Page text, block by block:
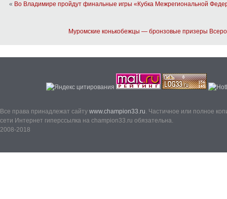
« Во Владимире пройдут финальные игры «Кубка Межрегиональной
Муромские конькобежцы — бронзовые призеры
Все права принадлежат сайту www.champion33.ru. Частичное или полное
сети Интернет гиперссылка на champion33.ru обязательна.
2008-2018